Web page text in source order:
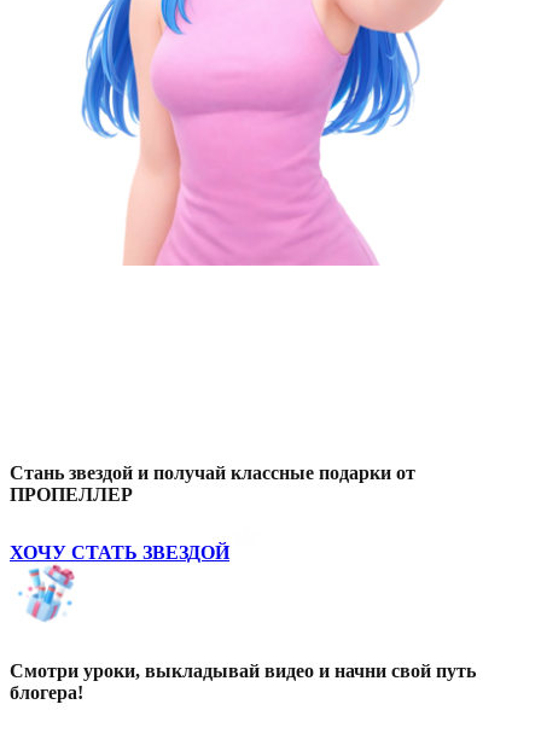
Стань звездой и получай классные подарки от
ПРОПЕЛЛЕР
ХОЧУ СТАТЬ ЗВЕЗДОЙ
Смотри уроки, выкладывай видео и начни свой путь
блогера!